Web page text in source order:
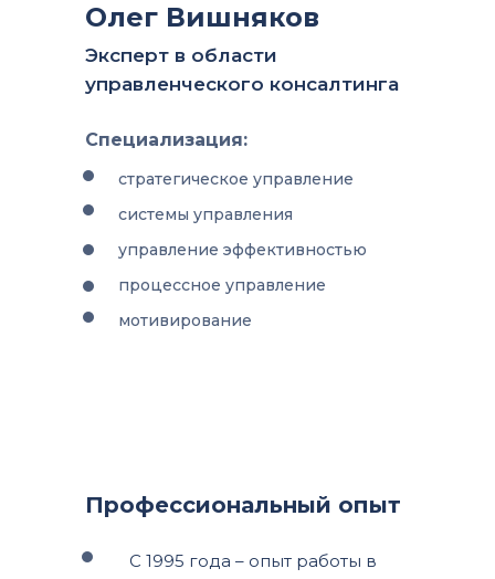
Профессиональный опыт
С 1995 года – опыт работы в
Олег Вишняков
Эксперт в области
управленческого консалтинга
Специализация:
стратегическое управление
системы управления
управление эффективностью
процессное управление
мотивирование